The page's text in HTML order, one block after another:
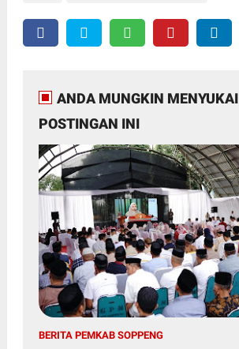
ANDA MUNGKIN MENYUKAI
POSTINGAN INI
BERITA PEMKAB SOPPENG